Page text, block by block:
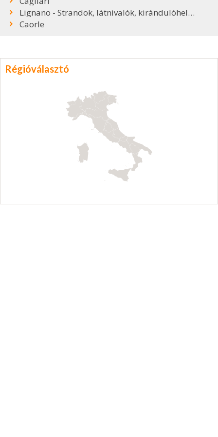
Lignano - Strandok, látnivalók, kirándulóhelyek
Caorle
Régióválasztó